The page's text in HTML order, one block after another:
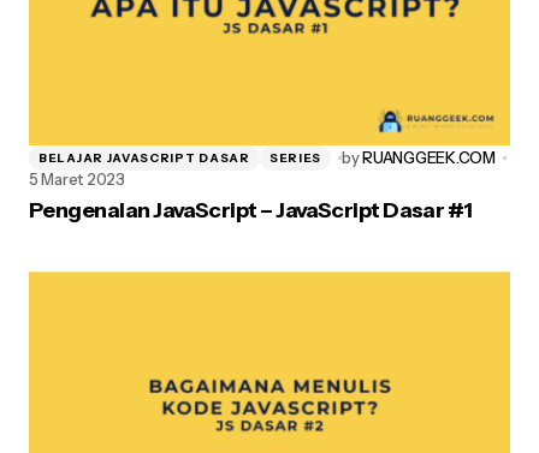
Your Message *
Simpan nama, email, dan situs web saya pada peramban ini
BELAJAR JAVASCRIPT DASAR SERIES byRUANGGEEK.COM
5 Maret 2023
Pengenalan JavaScript – JavaScript Dasar #1